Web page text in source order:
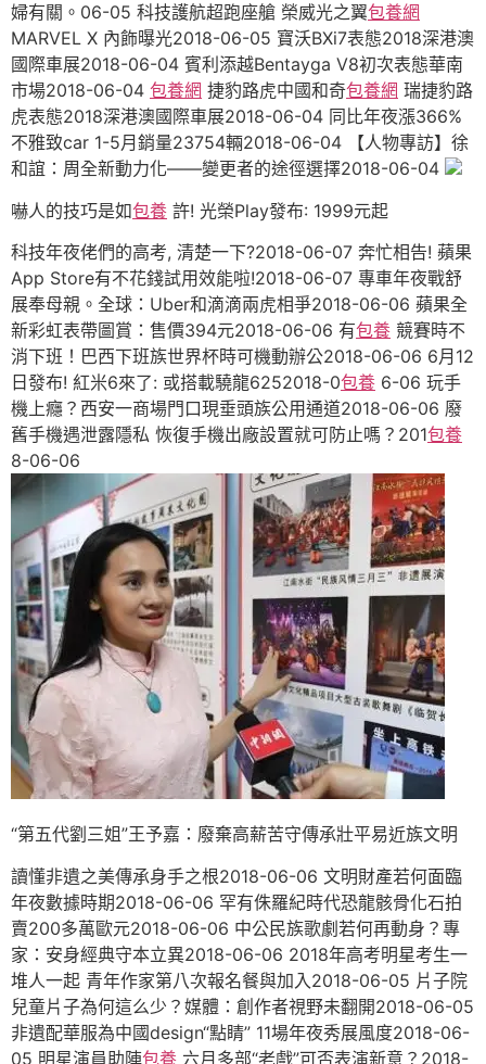
婦有關。06-05 科技護航超跑座艙 榮威光之翼包養網
MARVEL X 內飾曝光2018-06-05 寶沃BXi7表態2018深港澳
國際車展2018-06-04 賓利添越Bentayga V8初次表態華南
市場2018-06-04 包養網 捷豹路虎中國和奇包養網 瑞捷豹路
虎表態2018深港澳國際車展2018-06-04 同比年夜漲366%
不雅致car 1-5月銷量23754輛2018-06-04 【人物專訪】徐
和誼：周全新動力化——變更者的途徑選擇2018-06-04
嚇人的技巧是如包養 許! 光榮Play發布: 1999元起
科技年夜佬們的高考, 清楚一下?2018-06-07 奔忙相告! 蘋果
App Store有不花錢試用效能啦!2018-06-07 專車年夜戰舒
展奉母親。全球：Uber和滴滴兩虎相爭2018-06-06 蘋果全
新彩虹表帶圖賞：售價394元2018-06-06 有包養 競賽時不
消下班！巴西下班族世界杯時可機動辦公2018-06-06 6月12
日發布! 紅米6來了: 或搭載驍龍6252018-0包養 6-06 玩手
機上癮？西安一商場門口現垂頭族公用通道2018-06-06 廢
舊手機遇泄露隱私 恢復手機出廠設置就可防止嗎？201包養
8-06-06
“第五代劉三姐”王予嘉：廢棄高薪苦守傳承壯平易近族文明
讀懂非遺之美傳承身手之根2018-06-06 文明財產若何面臨
年夜數據時期2018-06-06 罕有侏羅紀時代恐龍骸骨化石拍
賣200多萬歐元2018-06-06 中公民族歌劇若何再動身？專
家：安身經典守本立異2018-06-06 2018年高考明星考生一
堆人一起 青年作家第八次報名餐與加入2018-06-05 片子院
兒童片子為何這么少？媒體：創作者視野未翻開2018-06-05
非遺配華服為中國design“點睛” 11場年夜秀展風度2018-06-
05 明星演員助陣包養 六月多部“老戲”可否表演新意？2018-